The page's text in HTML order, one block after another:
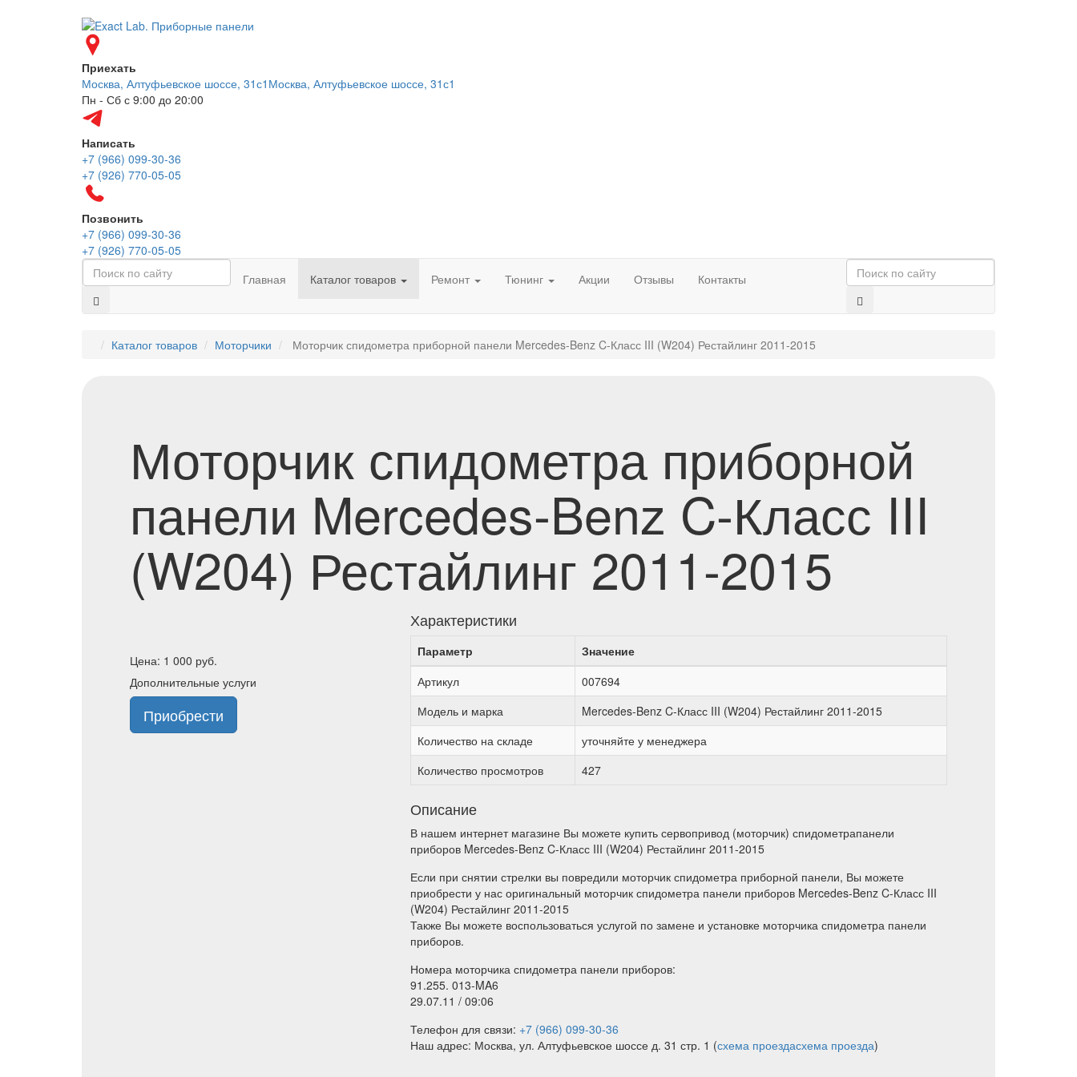
Приехать
Москва, Алтуфьевское шоссе, 31с1 Москва, Алтуфьевское шоссе, 31с1
Пн - Сб с 9:00 до 20:00
Написать
+7 (966) 099-30-36
+7 (926) 770-05-05
Позвонить
+7 (966) 099-30-36
+7 (926) 770-05-05
Главная
Каталог товаров Ремонт Тюнинг Акции Отзывы Контакты
Каталог товаров Моторчики Моторчик спидометра приборной панели Mercedes-Benz C-Класс III (W204) Рестайлинг 2011-2015
Моторчик спидометра приборной
панели Mercedes-Benz C-Класс III
(W204) Рестайлинг 2011-2015
Цена: 1 000 руб.
Дополнительные услуги
Приобрести
Характеристики
Параметр
Значение
Артикул
007694
Модель и марка
Mercedes-Benz C-Класс III (W204) Рестайлинг 2011-2015
Количество на складе
уточняйте у менеджера
Количество просмотров
427
Описание
В нашем интернет магазине Вы можете купить сервопривод (моторчик) спидометрапанели
приборов Mercedes-Benz C-Класс III (W204) Рестайлинг 2011-2015
Если при снятии стрелки вы повредили моторчик спидометра приборной панели, Вы можете
приобрести у нас оригинальный моторчик спидометра панели приборов Mercedes-Benz C-Класс III
(W204) Рестайлинг 2011-2015
Также Вы можете воспользоваться услугой по замене и установке моторчика спидометра панели
приборов.
Номера моторчика спидометра панели приборов:
91.255. 013-MA6
29.07.11 / 09:06
Телефон для связи: +7 (966) 099-30-36
Наш адрес: Москва, ул. Алтуфьевское шоссе д. 31 стр. 1 (схема проездасхема проезда)